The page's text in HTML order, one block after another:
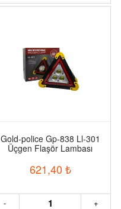
Gold-police Gp-838 Ll-301
Üçgen Flaşör Lambası
621,40 ₺
+
-